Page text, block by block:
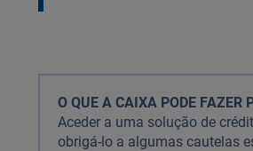
O QUE A CAIXA PODE FAZER
Aceder a uma solução de
obrigá-lo a algumas cautelas